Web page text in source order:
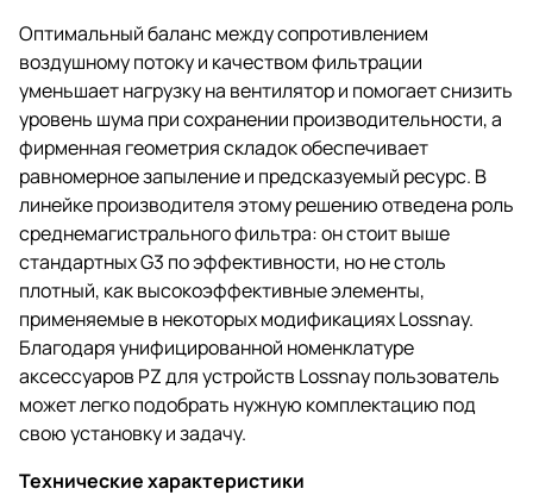
Оптимальный баланс между сопротивлением
воздушному потоку и качеством фильтрации
уменьшает нагрузку на вентилятор и помогает снизить
уровень шума при сохранении производительности, а
фирменная геометрия складок обеспечивает
равномерное запыление и предсказуемый ресурс. В
линейке производителя этому решению отведена роль
среднемагистрального фильтра: он стоит выше
стандартных G3 по эффективности, но не столь
плотный, как высокоэффективные элементы,
применяемые в некоторых модификациях Lossnay.
Благодаря унифицированной номенклатуре
аксессуаров PZ для устройств Lossnay пользователь
может легко подобрать нужную комплектацию под
свою установку и задачу.
Технические характеристики